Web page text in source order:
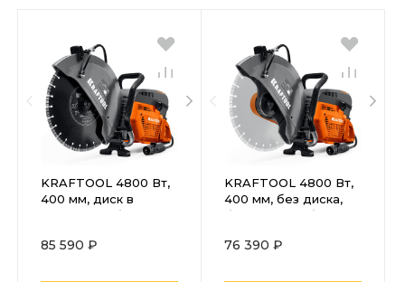
KRAFTOOL 4800 Вт,
400 мм, диск в
комплекте, бензорез
(бетонорез) (K970-16
85 590 ₽
KRAFTOOL 4800 Вт,
400 мм, без диска,
бензорез по бетону
76 390 ₽